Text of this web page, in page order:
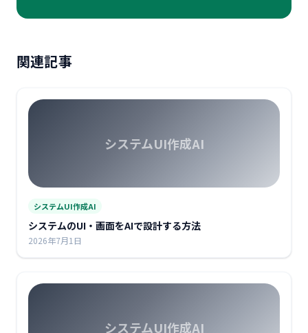
関連記事
システムUI作成AI
システムUI作成AI
システムのUI・画面をAIで設計する方法
2026年7月1日
システムUI作成AI